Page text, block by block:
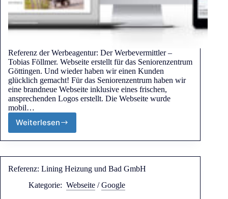
Referenz der Werbeagentur: Der Werbevermittler –
Tobias Föllmer. Webseite erstellt für das Seniorenzentrum
Göttingen. Und wieder haben wir einen Kunden
glücklich gemacht! Für das Seniorenzentrum haben wir
eine brandneue Webseite inklusive eines frischen,
ansprechenden Logos erstellt. Die Webseite wurde
mobil…
Weiterlesen
Referenz: Lining Heizung und Bad GmbH
Kategorie: Webseite /Google